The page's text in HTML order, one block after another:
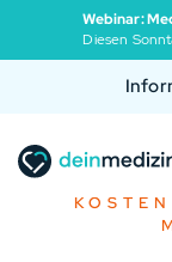
Webinar:
Diesen